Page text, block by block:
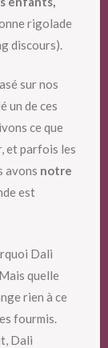
rigolade
discours).
sur nos
un de ces
ce que
et parfois les
avons notre
est
Dali
quelle
rien à ce
fourmis.
Dali